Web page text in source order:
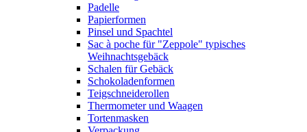
Padelle
Papierformen
Pinsel und Spachtel
Sac à poche für "Zeppole" typisches
Weihnachtsgebäck
Schalen für Gebäck
Schokoladenformen
Teigschneiderollen
Thermometer und Waagen
Tortenmasken